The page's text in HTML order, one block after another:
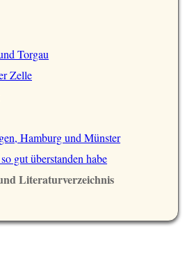
Torgau
Zelle
Hamburg und Münster
gut überstanden habe
Literaturverzeichnis